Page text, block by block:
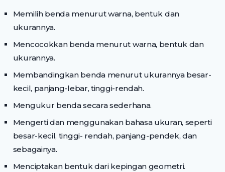
Memilih benda menurut warna, bentuk dan
ukurannya.
Mencocokkan benda menurut warna, bentuk dan
ukurannya.
Membandingkan benda menurut ukurannya besar-
kecil, panjang-lebar, tinggi-rendah.
Mengukur benda secara sederhana.
Mengerti dan menggunakan bahasa ukuran, seperti
besar-kecil, tinggi- rendah, panjang-pendek, dan
sebagainya.
Menciptakan bentuk dari kepingan geometri.